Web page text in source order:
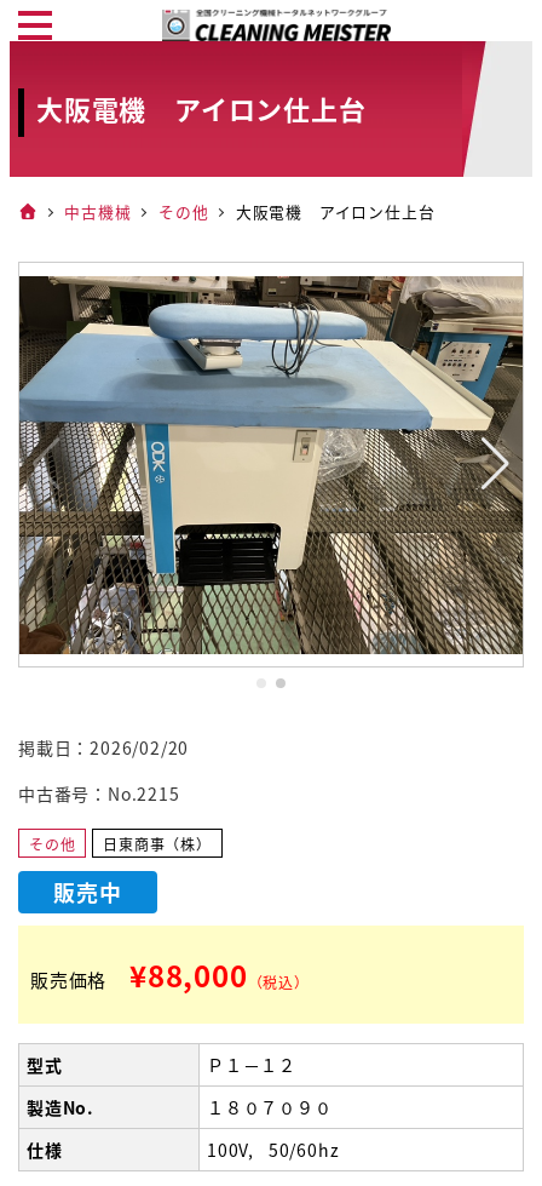
メ
ン
ン
ツ
移
動
大阪電機 アイロン仕上台
中古機械 その他 大阪電機 アイロン仕上台
掲載日：2026/02/20
中古番号：No.2215
その他 日東商事（株）
販売中
販売価格 ¥88,000 （税込）
型式
Ｐ１－１２
製造No.
１８０７０９０
仕様
100V 50/60hz